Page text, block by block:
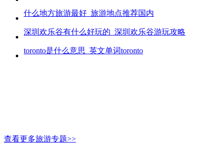
什么地方旅游最好_旅游地点推荐国内
深圳欢乐谷有什么好玩的_深圳欢乐谷游玩攻略
toronto是什么意思_英文单词toronto
查看更多旅游专题>>